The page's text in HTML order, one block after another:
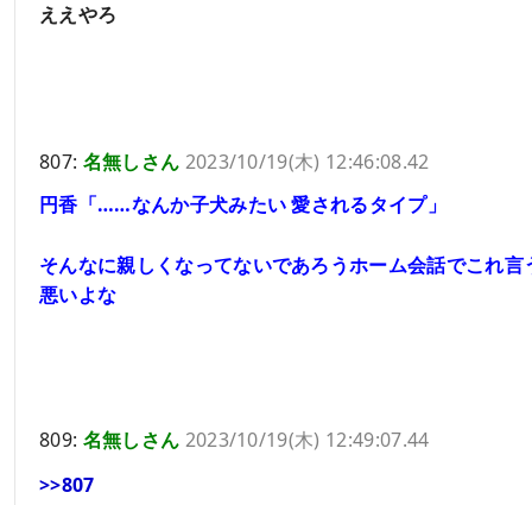
ええやろ
807: 名無しさん 2023/10/19(木) 12:46:08.42
円香「……なんか子犬みたい 愛されるタイプ」
そんなに親しくなってないであろうホーム会話でこれ
悪いよな
809: 名無しさん 2023/10/19(木) 12:49:07.44
>>807